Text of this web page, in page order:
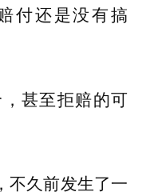
付还是没有搞
甚至拒赔的可
不久前发生了一